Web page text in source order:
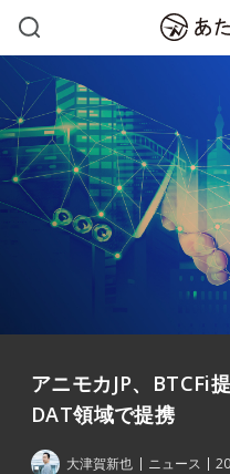
アニモカJP、BTCFi
DAT領域で提携
大津賀新也 ニュース